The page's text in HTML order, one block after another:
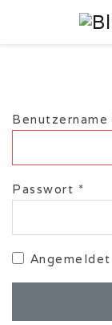
Benutzername
Passwort *